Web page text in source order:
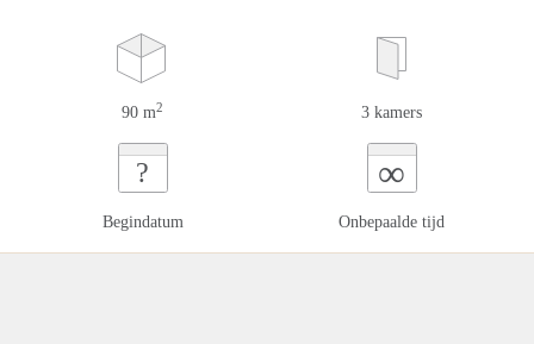
90 m2 3 kamers
?
Begindatum
∞
Onbepaalde tijd